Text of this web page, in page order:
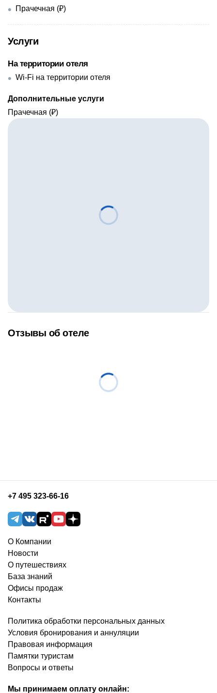
Прачечная (₽)
Услуги
На территории отеля
Wi-Fi на территории отеля
Дополнительные услуги
Прачечная (₽)
Отзывы об отеле
+7 495 323-66-16
О Компании
Новости
О путешествиях
База знаний
Офисы продаж
Контакты
Политика обработки персональных данных
Условия бронирования и аннуляции
Правовая информация
Памятки туристам
Вопросы и ответы
Мы принимаем оплату онлайн: